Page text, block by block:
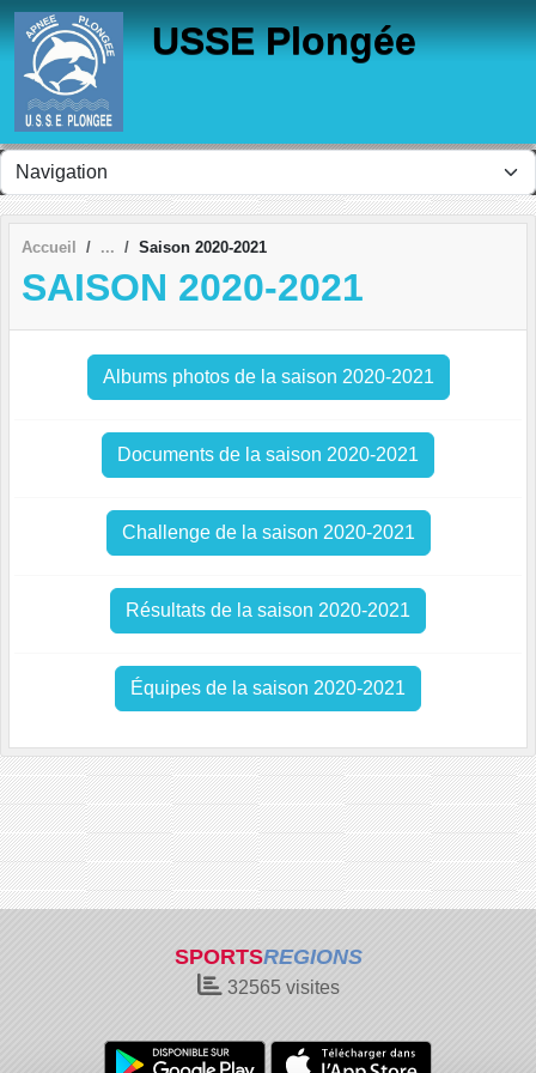
USSE Plongée
Accueil Saison 2020-2021
SAISON 2020-2021
Albums photos de la saison 2020-2021
Documents de la saison 2020-2021
Challenge de la saison 2020-2021
Résultats de la saison 2020-2021
Équipes de la saison 2020-2021
SPORTSREGIONS
32565visites
Panneau de gestion des cookies